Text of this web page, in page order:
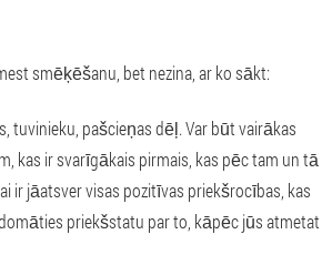
smēķēšanu, bet nezina, ar ko sākt:
tuvinieku, pašcieņas dēļ. Var būt vairākas
kas ir svarīgākais pirmais, kas pēc tam un tā
ir jāatsver visas pozitīvas priekšrocības, kas
priekšstatu par to, kāpēc jūs atmetat